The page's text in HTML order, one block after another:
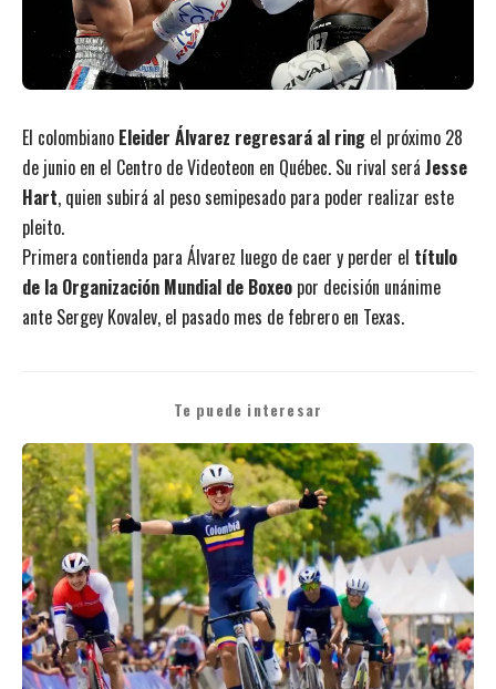
El colombiano Eleider Álvarez regresará al ring el próximo 28
de junio en el Centro de Videoteon en Québec. Su rival será Jesse
Hart, quien subirá al peso semipesado para poder realizar este
pleito.
Primera contienda para Álvarez luego de caer y perder el título
de la Organización Mundial de Boxeo por decisión unánime
ante Sergey Kovalev, el pasado mes de febrero en Texas.
Te puede interesar